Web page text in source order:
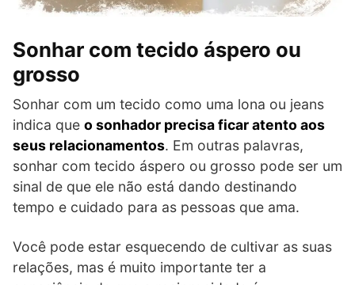
Sonhar com tecido áspero ou
grosso
Sonhar com um tecido como uma lona ou jeans
indica que o sonhador precisa ficar atento aos
seus relacionamentos. Em outras palavras,
sonhar com tecido áspero ou grosso pode ser um
sinal de que ele não está dando destinando
tempo e cuidado para as pessoas que ama.
Você pode estar esquecendo de cultivar as suas
relações, mas é muito importante ter a